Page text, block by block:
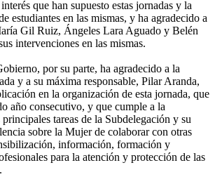
que han supuesto estas jornadas y la
estudiantes en las mismas, y ha agradecido a
Gil Ruiz, Ángeles Lara Aguado y Belén
intervenciones en las mismas.
por su parte, ha agradecido a la
y a su máxima responsable, Pilar Aranda,
en la organización de esta jornada, que
año consecutivo, y que cumple a la
tareas de la Subdelegación y su
sobre la Mujer de colaborar con otras
información, formación y
para la atención y protección de las